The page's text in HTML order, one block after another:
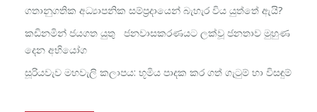
ගතානුගතික අධ්‍යාපනික සම්ප්‍රදායෙන් බැහැර විය යුත්තේ ඇයි?
කඩිනමින් ජයගත යුතු ජනවාසකරණයට ලක්වූ ජනතාව මුහුණ
දෙන අභියෝග
සූරියවැව මහවැලි කලාපය: භූමිය පාදක කර ගත් ගැටුම් හා විසඳුම්